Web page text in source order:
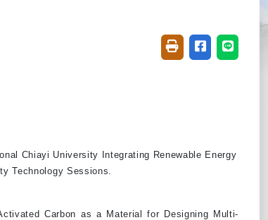
友善列印(開新視窗)
分享至臉書(
分享至
Chiayi University Integrating Renewable Energy
Technology Sessions.
Carbon as a Material for Designing Multi-